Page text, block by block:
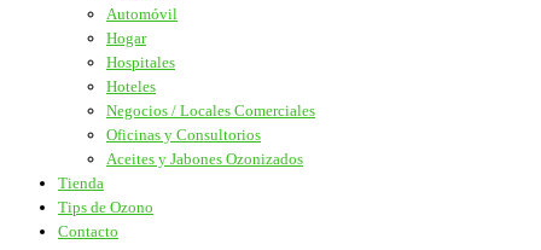
Automóvil
Hogar
Hospitales
Hoteles
Negocios / Locales Comerciales
Oficinas y Consultorios
Aceites y Jabones Ozonizados
Tienda
Tips de Ozono
Contacto